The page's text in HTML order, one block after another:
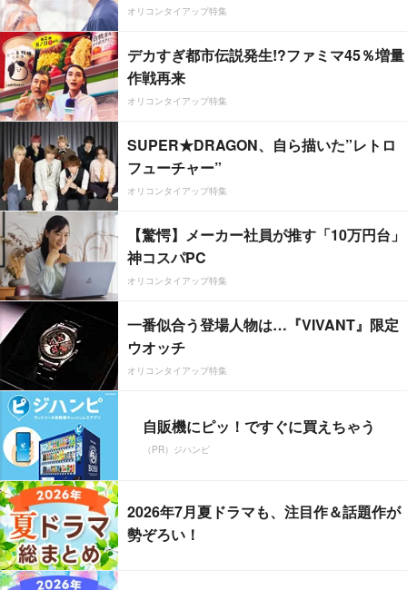
オリコンタイアップ特集
デカすぎ都市伝説発生!?ファミマ45％増量
作戦再来
オリコンタイアップ特集
SUPER★DRAGON、自ら描いた”レトロ
フューチャー”
オリコンタイアップ特集
【驚愕】メーカー社員が推す「10万円台」
神コスパPC
オリコンタイアップ特集
一番似合う登場人物は…『VIVANT』限定
ウオッチ
オリコンタイアップ特集
自販機にピッ！ですぐに買えちゃう
（PR）ジハンピ
2026年7月夏ドラマも、注目作＆話題作が
勢ぞろい！